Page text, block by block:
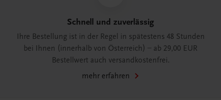
Schnell und zuverlässig
Ihre Bestellung ist in der Regel in spätestens 48 Stunden
bei Ihnen (innerhalb von Österreich) – ab 29,00 EUR
Bestellwert auch versandkostenfrei.
mehr erfahren